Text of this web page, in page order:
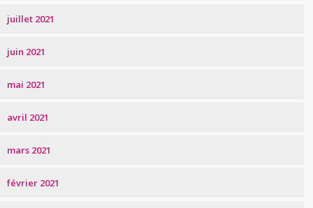
juillet 2021
juin 2021
mai 2021
avril 2021
mars 2021
février 2021